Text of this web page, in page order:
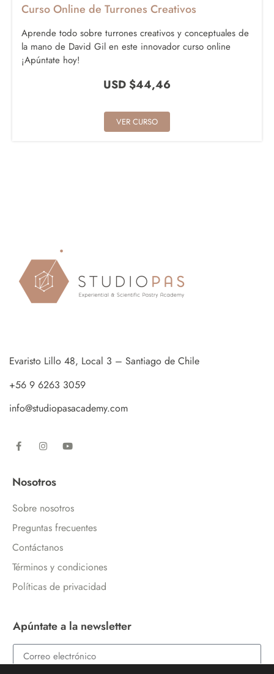
Curso Online de Turrones Creativos
Aprende todo sobre turrones creativos y conceptuales de
la mano de David Gil en este innovador curso online
¡Apúntate hoy!
USD $44,46
VER CURSO
Evaristo Lillo 48, Local 3 – Santiago de Chile
+56 9 6263 3059
info@studiopasacademy.com
Nosotros
Sobre nosotros
Preguntas frecuentes
Contáctanos
Términos y condiciones
Políticas de privacidad
Apúntate a la newsletter